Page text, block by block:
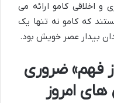
و اخلاقی کامو ارائه می
که کامو نه تنها یک
بیدار عصر خویش بود.
فهم» ضروری
امروز